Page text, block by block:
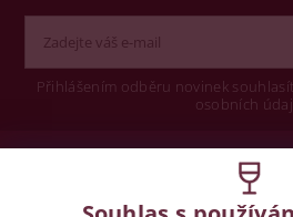
Přihlášením odběru novinek
osobních